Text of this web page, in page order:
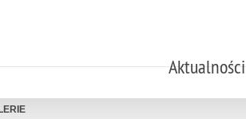
Aktualności